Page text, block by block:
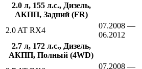
2.0 л, 155 л.с., Дизель,
АКПП, Задний (FR)
2.0 AT RX4
07.2008 —
06.2012
2.7 л, 172 л.с., Дизель,
АКПП, Полный (4WD)
07.2008 —